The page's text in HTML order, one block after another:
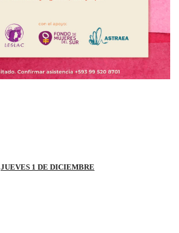
JUEVES 1 DE DICIEMBRE